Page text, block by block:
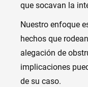
que socavan la
Nuestro enfoque
hechos que
alegación de
implicaciones
de su caso.